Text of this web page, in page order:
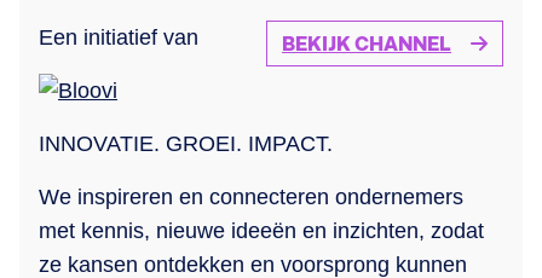
BEKIJK CHANNEL
Een initiatief van
INNOVATIE. GROEI. IMPACT.
We inspireren en connecteren ondernemers
met kennis, nieuwe ideeën en inzichten, zodat
ze kansen ontdekken en voorsprong kunnen